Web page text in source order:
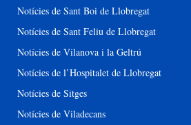
Notícies de Sant Boi de Llobregat
Notícies de Sant Feliu de Llobregat
Notícies de Vilanova i la Geltrú
Notícies de l’Hospitalet de Llobregat
Notícies de Sitges
Notícies de Viladecans